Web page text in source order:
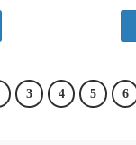
3 4 5 6